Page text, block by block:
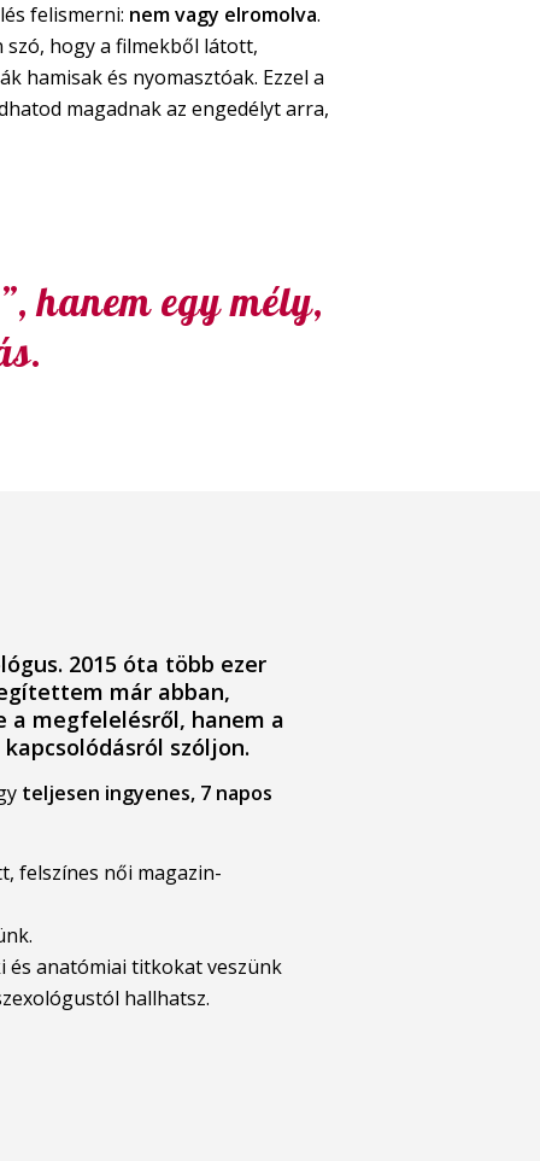
felismerni: nem vagy elromolva.
szó, hogy a filmekből látott,
hamisak és nyomasztóak. Ezzel a
magadnak az engedélyt arra,
hanem egy mély,
2015 óta több ezer
már abban,
a megfelelésről, hanem a
szóljon.
teljesen ingyenes, 7 napos
felszínes női magazin-
és anatómiai titkokat veszünk
hallhatsz.